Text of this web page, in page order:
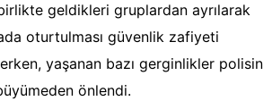
geldikleri gruplardan ayrılarak
oturtulması güvenlik zafiyeti
yaşanan bazı gerginlikler polisin
önlendi.